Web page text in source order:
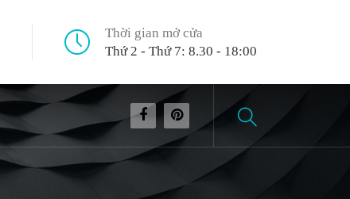
Thời gian mở cửa
Thứ 2 - Thứ 7: 8.30 - 18:00